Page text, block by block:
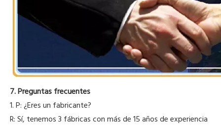
7. Preguntas frecuentes
1. P: ¿Eres un fabricante?
R: Sí, tenemos 3 fábricas con más de 15 años de experiencia